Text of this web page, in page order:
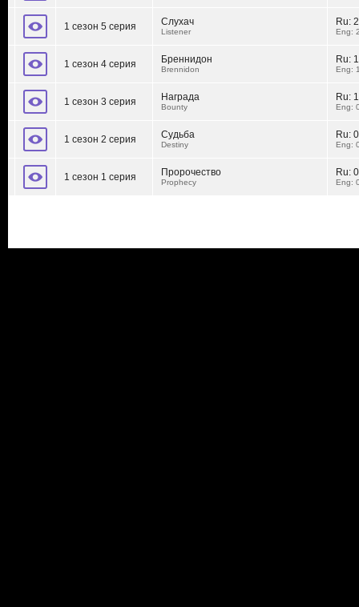
1 сезон 5 серия Слухач
Listener
Ru:
Eng:
1 сезон 4 серия Бреннидон
Brennidon
Ru:
Eng:
1 сезон 3 серия Награда
Bounty
Ru:
Eng:
1 сезон 2 серия Судьба
Destiny
Ru:
Eng:
1 сезон 1 серия Пророчество
Prophecy
Ru:
Eng: